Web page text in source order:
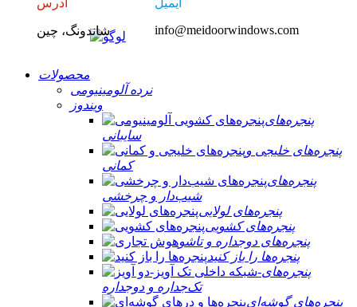
آدرس
شاندونگ، چین
ایمیل
info@meidoorwindows.com
محصولات
نرده آلومینیومی
ویندوز
پنجره‌های
سایبانی
پنجره‌های خلیجی و
کمانی
پنجره‌های
شیب‌دار و چرخشی
پنجره‌های لولایی
پنجره‌های کشویی
پنجره‌های دوجداره و تاشو
پنجره‌ها را باز کنید
پنجره‌های
تک‌جداره و دوجداره
پنجره‌های گوشه‌ای